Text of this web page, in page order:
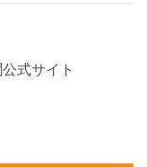
式サイト